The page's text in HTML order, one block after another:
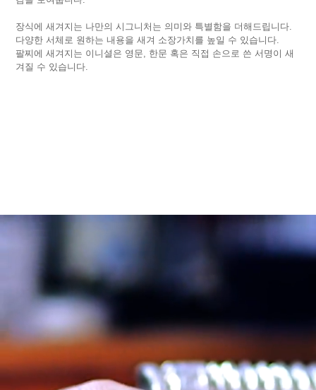
장식에 새겨지는 나만의 시그니처는 의미와 특별함을 더해드립니다.
다양한 서체로 원하는 내용을 새겨 소장가치를 높일 수 있습니다.
팔찌에 새겨지는 이니셜은 영문, 한문 혹은 직접 손으로 쓴 서명이 새
겨질 수 있습니다.